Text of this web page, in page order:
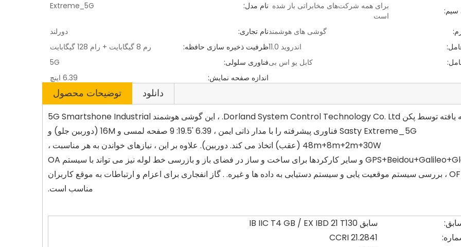
نام مدل: Extreme_5G سیم:
برای همه شرکت‌های مخابراتی باز شده
است
نام تجاری:
دورلند
گوشی های هوشمند
ظرفیت ذخیره سازی حافظه:
رم 8 گیگابایت + رام 128 گیگابایت
اندروید 11.0
فناوری سلولی:
5G
کابل یو اس بی
اندازه صفحه نمایش:
6.39 اینچ
توضیحات محصول دانلود
توسعه یافته توسط پکن Dorland System Control Technology Co. Ltd. ، این گوشی هوشمند 5G Smartshone Industrial
Sasty Extreme_5G فناوری پیشرفته را با مدار ذاتی ایمن ، 6.39 '19.5: 9 صفحه لمسی و 16M (دوربین جلو) و
48m+8m+2m+30W (عقب) اتخاذ می کند. دوربین). علاوه بر این ، نیازهای خواندن به هر مناسبت ،
GPS+Beidou+Galileo+Glonass و سایر کارکردها برای ساخت و ساز در فضای باز و بازرسی خط لوله نیز می تواند با سیستم OA
OFE ، بررسی سیستم موقعیت یابی و سیستم دستیابی به داده ها و غیره. . گاز انفجاری برای اعزام و ارتباطات به موقع کاربران
مناسب است.
سابق IB IIC T4 GB / EX IBD 21 T130
CCRI 21.2841